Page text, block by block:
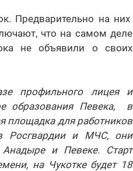
Предварительно на них
что на самом деле
не объявили о своих
профильного лицея и
образования Певека, в
площадка для работников
Росгвардии и МЧС, они
и Певеке. Старт
на Чукотке будет 18